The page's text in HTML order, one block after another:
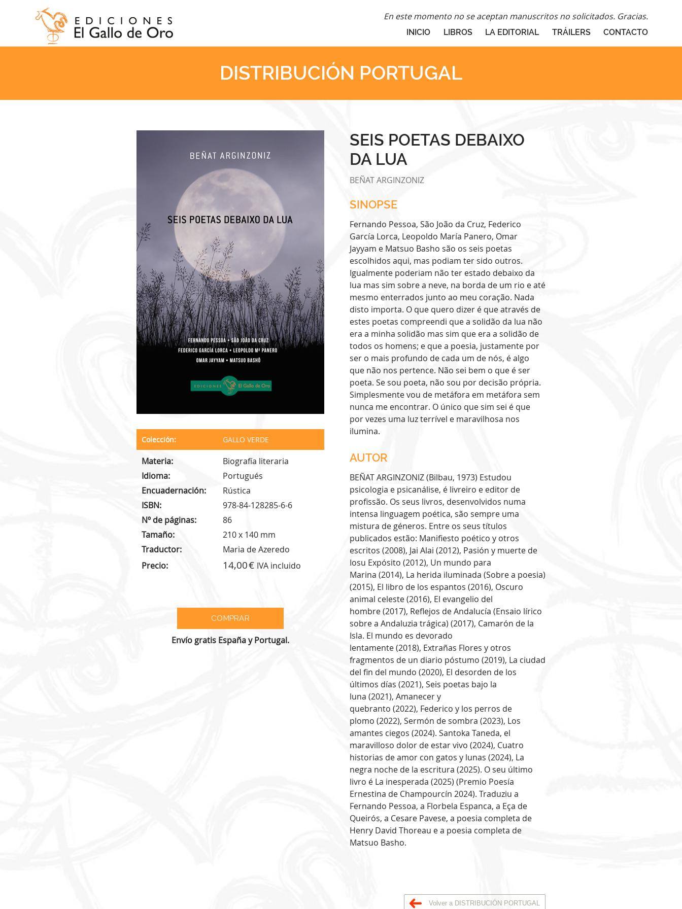
En este momento no se aceptan manuscritos no solicitados. Gracias.
INICIO LIBROS LA EDITORIAL TRÁILERS CONTACTO
DISTRIBUCIÓN PORTUGAL
Colección GALLO VERDE
Materia
Biografía literaria
Idioma
Portugués
Encuadernación
Rústica
ISBN
978-84-128285-6-6
Nº de páginas
86
Tamaño
210 x 140 mm
Traductor
Maria de Azeredo
Precio
14,00 IVA incluido
Envío gratis España y Portugal.
SEIS POETAS DEBAIXO
DA LUA
BEÑAT ARGINZONIZ
SINOPSE
Fernando Pessoa, São João da Cruz, Federico
García Lorca, Leopoldo María Panero, Omar
Jayyam e Matsuo Basho são os seis poetas
escolhidos aqui, mas podiam ter sido outros.
Igualmente poderiam não ter estado debaixo da
lua mas sim sobre a neve, na borda de um rio e até
mesmo enterrados junto ao meu coração. Nada
disto importa. O que quero dizer é que através de
estes poetas compreendi que a solidão da lua não
era a minha solidão mas sim que era a solidão de
todos os homens; e que a poesia, justamente por
ser o mais profundo de cada um de nós, é algo
que não nos pertence. Não sei bem o que é ser
poeta. Se sou poeta, não sou por decisão própria.
Simplesmente vou de metáfora em metáfora sem
nunca me encontrar. O único que sim sei é que
por vezes uma luz terrível e maravilhosa nos
ilumina.
AUTOR
BEÑAT ARGINZONIZ (Bilbau, 1973) Estudou
psicologia e psicanálise, é livreiro e editor de
profissão. Os seus livros, desenvolvidos numa
intensa linguagem poética, são sempre uma
mistura de géneros. Entre os seus títulos
publicados estão: Manifiesto poético y otros
escritos (2008), Jai Alai (2012), Pasión y muerte de
Iosu Expósito (2012), Un mundo para
Marina (2014), La herida iluminada (Sobre a poesia)
(2015), El libro de los espantos (2016), Oscuro
animal celeste (2016), El evangelio del
hombre (2017), Reflejos de Andalucía (Ensaio lírico
sobre a Andaluzia trágica) (2017), Camarón de la
Isla. El mundo es devorado
lentamente (2018), Extrañas Flores y otros
fragmentos de un diario póstumo (2019), La ciudad
del fin del mundo (2020), El desorden de los
últimos días (2021), Seis poetas bajo la
luna (2021), Amanecer y
quebranto (2022), Federico y los perros de
plomo (2022), Sermón de sombra (2023), Los
amantes ciegos (2024). Santoka Taneda, el
maravilloso dolor de estar vivo (2024), Cuatro
historias de amor con gatos y lunas (2024), La
negra noche de la escritura (2025). O seu último
livro é La inesperada (2025) (Premio Poesía
Ernestina de Champourcín 2024). Traduziu a
Fernando Pessoa, a Florbela Espanca, a Eça de
Queirós, a Cesare Pavese, a poesia completa de
Henry David Thoreau e a poesia completa de
Matsuo Basho.
Volver a DISTRIBUCIÓN PORTUGAL